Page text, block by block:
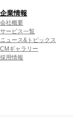
企業情報
会社概要
サービス一覧
ニュース&トピックス
CMギャラリー
採用情報